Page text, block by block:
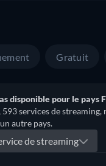
Gratuit
disponible pour le pays
services de streaming,
autre pays.
de streaming